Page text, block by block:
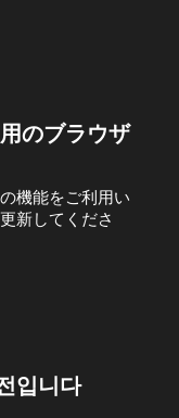
のブラウザ
機能をご利用い
新してくださ
입니다